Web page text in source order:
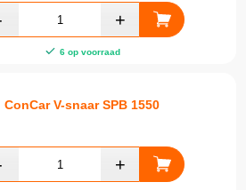
6 op voorraad
ConCar V-snaar SPB 1550